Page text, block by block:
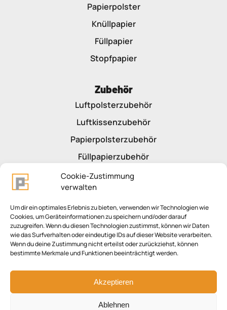
Cookie-Zustimmung
verwalten
Um dir ein optimales Erlebnis zu bieten, verwenden wir Technologien wie
Cookies, um Geräteinformationen zu speichern und/oder darauf
zuzugreifen. Wenn du diesen Technologien zustimmst, können wir Daten
wie das Surfverhalten oder eindeutige IDs auf dieser Website verarbeiten.
Wenn du deine Zustimmung nicht erteilst oder zurückziehst, können
bestimmte Merkmale und Funktionen beeinträchtigt werden.
Akzeptieren
Ablehnen
Papierpolster
Knüllpapier
Füllpapier
Stopfpapier
Zubehör
Luftpolsterzubehör
Luftkissenzubehör
Papierpolsterzubehör
Füllpapierzubehör
Erfolgreich verpacken
Packschule
Thema Klebeband
Thema Automatikkarton
Thema Plastik vs. Papier